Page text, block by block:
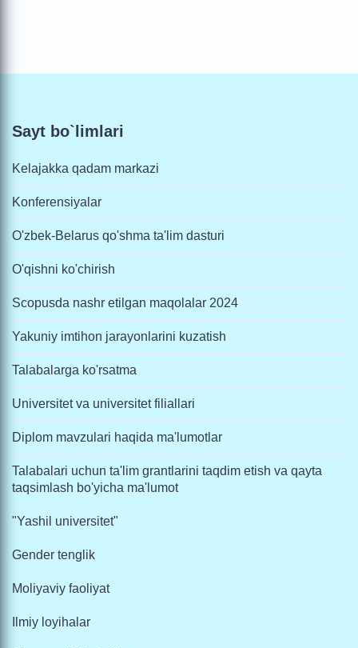
Sayt bo`limlari
Kelajakka qadam markazi
Konferensiyalar
O'zbek-Belarus qo'shma ta'lim dasturi
O'qishni ko'chirish
Scopusda nashr etilgan maqolalar 2024
Yakuniy imtihon jarayonlarini kuzatish
Talabalarga ko'rsatma
Universitet va universitet filiallari
Diplom mavzulari haqida ma'lumotlar
Talabalari uchun ta'lim grantlarini taqdim etish va qayta
taqsimlash bo'yicha ma'lumot
"Yashil universitet"
Gender tenglik
Moliyaviy faoliyat
Ilmiy loyihalar